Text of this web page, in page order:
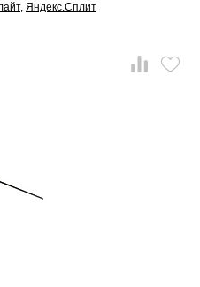
, Яндекс.Сплит